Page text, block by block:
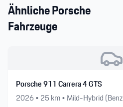
ÄhnlichePorsche
Fahrzeuge
Porsche 911 Carrera 4 GTS
2026• 25km • Mild-Hybrid